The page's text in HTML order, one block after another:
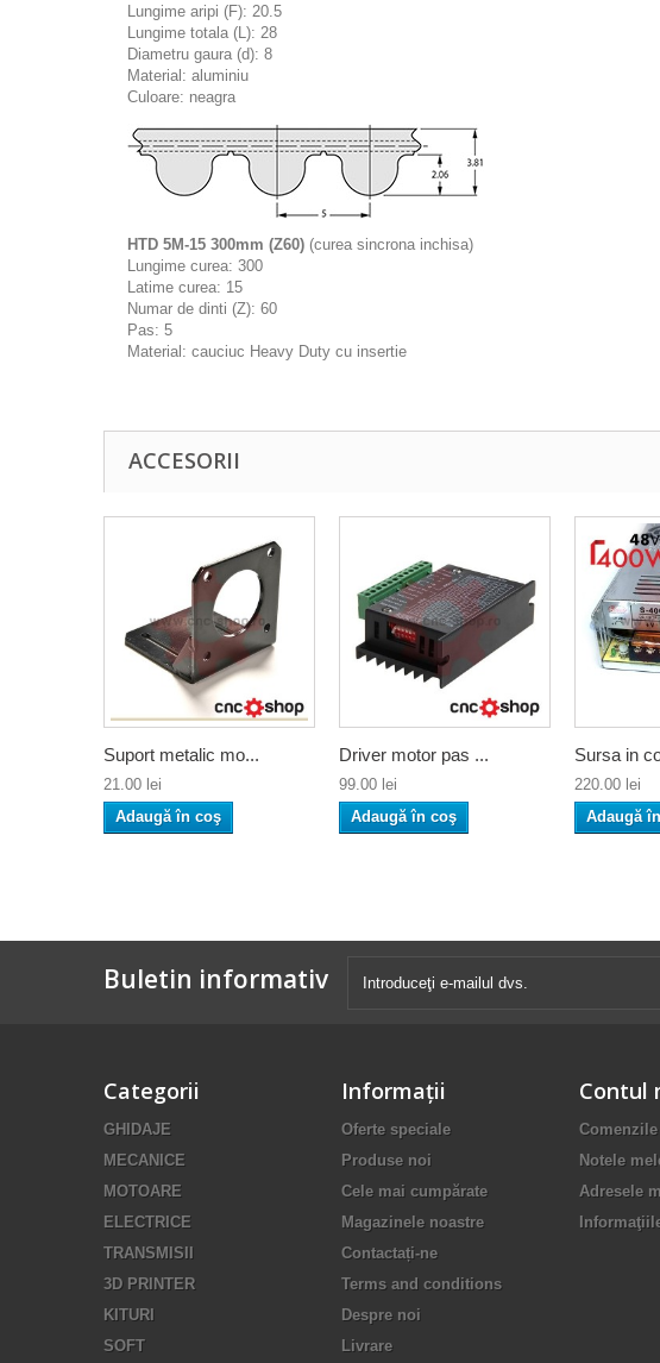
Lungime aripi (F): 20.5
Lungime totala (L): 28
Diametru gaura (d): 8
Material: aluminiu
Culoare: neagra
HTD 5M-15 300mm (Z60) (curea sincrona inchisa)
Lungime curea: 300
Latime curea: 15
Numar de dinti (Z): 60
Pas: 5
Material: cauciuc Heavy Duty cu insertie
ACCESORII
Suport metalic mo...
21.00 lei
Adaugă în coş
Driver motor pas ...
99.00 lei
Adaugă în coş
Sursa in
220.00 lei
Adaugă
Buletin informativ
Categorii
GHIDAJE
MECANICE
MOTOARE
ELECTRICE
TRANSMISII
3D PRINTER
KITURI
SOFT
Informaţii
Oferte speciale
Produse noi
Cele mai cumpărate
Magazinele noastre
Contactați-ne
Terms and conditions
Despre noi
Livrare
Contul
Notele
Adresele